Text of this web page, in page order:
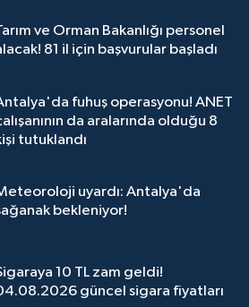
ve Orman Bakanlığı personel
81 il için başvurular başladı
fuhuş operasyonu! ANET
da aralarında olduğu 8
tutuklandı
uyardı: Antalya'da
bekleniyor!
10 TL zam geldi!
güncel sigara fiyatları